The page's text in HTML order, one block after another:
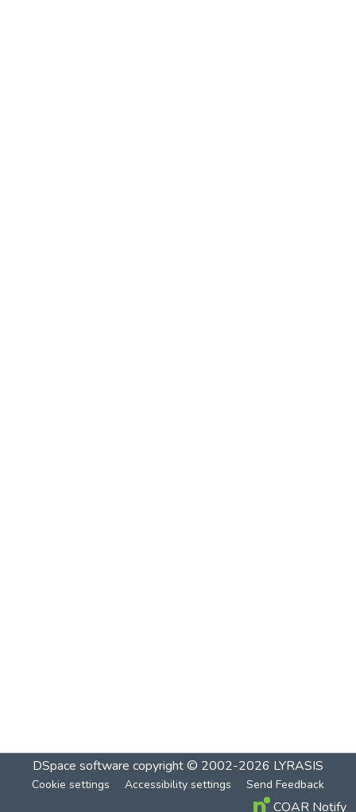
DSpace software copyright © 2002-2026 LYRASIS
Cookie settings Accessibility settings Send Feedback
COAR Notify